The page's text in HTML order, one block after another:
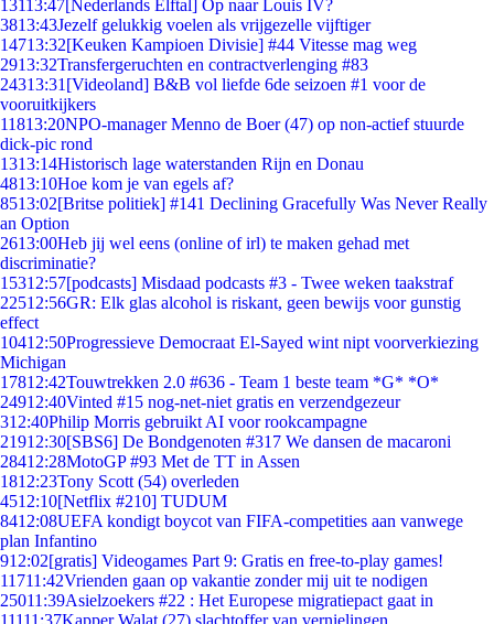
13113:47[Nederlands Elftal] Op naar Louis IV?
3813:43Jezelf gelukkig voelen als vrijgezelle vijftiger
14713:32[Keuken Kampioen Divisie] #44 Vitesse mag weg
2913:32Transfergeruchten en contractverlenging #83
24313:31 [Videoland] B&B vol liefde 6de seizoen #1 voor de
vooruitkijkers
11813:20NPO-manager Menno de Boer (47) op non-actief stuurde
dick-pic rond
1313:14Historisch lage waterstanden Rijn en Donau
4813:10Hoe kom je van egels af?
8513:02[Britse politiek] #141 Declining Gracefully Was Never Really
an Option
2613:00Heb jij wel eens (online of irl) te maken gehad met
discriminatie?
15312:57[podcasts] Misdaad podcasts #3 - Twee weken taakstraf
22512:56GR: Elk glas alcohol is riskant, geen bewijs voor gunstig
effect
10412:50Progressieve Democraat El-Sayed wint nipt voorverkiezing
Michigan
17812:42Touwtrekken 2.0 #636 - Team 1 beste team *G* *O*
24912:40Vinted #15 nog-net-niet gratis en verzendgezeur
312:40Philip Morris gebruikt AI voor rookcampagne
21912:30[SBS6] De Bondgenoten #317 We dansen de macaroni
28412:28MotoGP #93 Met de TT in Assen
1812:23Tony Scott (54) overleden
4512:10[Netflix #210] TUDUM
8412:08UEFA kondigt boycot van FIFA-competities aan vanwege
plan Infantino
912:02[gratis] Videogames Part 9: Gratis en free-to-play games!
11711:42Vrienden gaan op vakantie zonder mij uit te nodigen
25011:39Asielzoekers #22 : Het Europese migratiepact gaat in
11111:37Kapper Walat (27) slachtoffer van vernielingen